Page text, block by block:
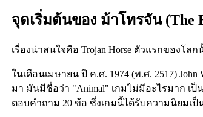
จุดเริ่มต้นของ ม้าโทรจัน (The
เรื่องน่าสนใจคือ Trojan Horse ตัวแรกของโล
ในเดือนเมษายน ปี ค.ศ. 1974 (พ.ศ. 2517)
มา มันมีชื่อว่า "Animal" เกมไม่มีอะไรมาก เป็
ตอบคำถาม 20 ข้อ ซึ่งเกมนี้ได้รับความนิยมเป็